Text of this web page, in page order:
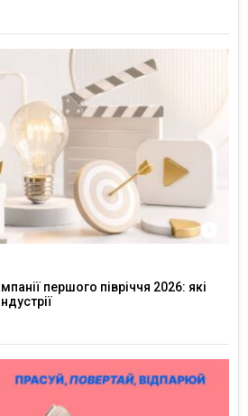
першого півріччя 2026: які